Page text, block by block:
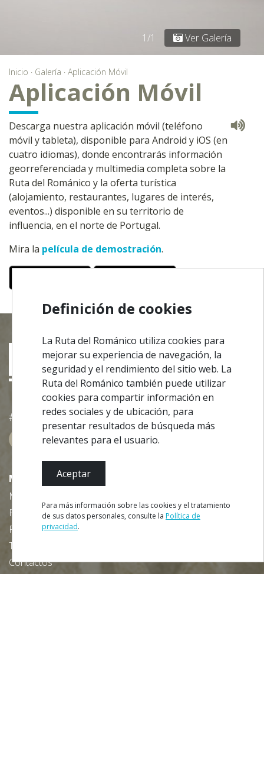
1/1 Ver Galería
Inicio · Galería · Aplicación Móvil
Aplicación Móvil
Descarga nuestra aplicación móvil (teléfono
móvil y tableta), disponible para Android y iOS (en
cuatro idiomas), donde encontrarás información
georreferenciada y multimedia completa sobre la
Ruta del Románico y la oferta turística
(alojamiento, restaurantes, lugares de interés,
eventos...) disponible en su territorio de
influencia, en el norte de Portugal.
Mira la película de demostración.
#ROT ADOROMANICO
MENU
Mapa de la Página Web
Ficha Técnica
Política de Privacidad
Términos y Condiciones
Contactos
Definición de cookies
La Ruta del Románico utiliza cookies para
mejorar su experiencia de navegación, la
seguridad y el rendimiento del sitio web. La
Ruta del Románico también puede utilizar
cookies para compartir información en
redes sociales y de ubicación, para
presentar resultados de búsqueda más
relevantes para el usuario.
Aceptar
Para más información sobre las cookies y el tratamiento
de sus datos personales, consulte la Política de
privacidad.